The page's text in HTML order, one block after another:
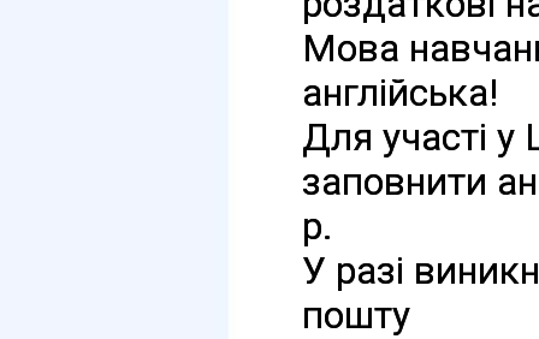
Мова
англійська!
Для участі у
заповнити
р.
У разі